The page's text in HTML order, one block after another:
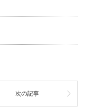
次の記事